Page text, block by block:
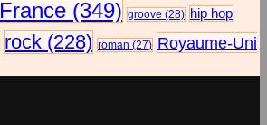
France (349) groove (28) hip hop
rock (228) roman (27) Royaume-Uni